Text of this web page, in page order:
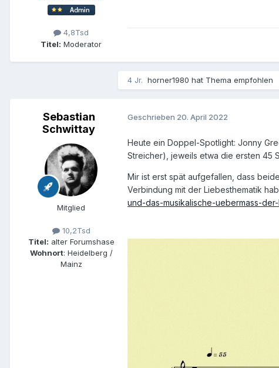
4,8Tsd
Titel: Moderator
4 Jr. horner1980 hat Thema empfohlen
Sebastian
Schwittay
Mitglied
10,2Tsd
Titel: alter Forumshase
Wohnort: Heidelberg /
Mainz
Geschrieben 20. April 2022
Heute ein Doppel-Spotlight: Jonny
Streicher), jeweils etwa die ersten 45
Mir ist erst spät aufgefallen, dass
Verbindung mit der Liebesthematik
und-das-musikalische-uebermass-